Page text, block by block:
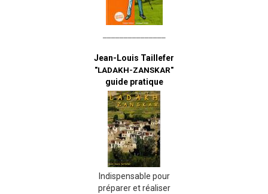
Jean-Louis Taillefer
"LADAKH-ZANSKAR"
guide pratique
Indispensable pour
préparer et réaliser